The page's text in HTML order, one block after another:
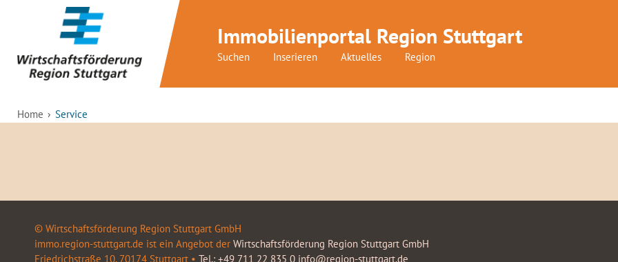
Immobilienportal Region Stuttgart
Suchen Inserieren Aktuelles Region
Home Service
© Wirtschaftsförderung Region Stuttgart GmbH
immo.region-stuttgart.de ist ein Angebot der Wirtschaftsförderung Region Stuttgart GmbH
Friedrichstraße 10, 70174 Stuttgart • Tel.: +49 711 22 835 0 info@region-stuttgart.de